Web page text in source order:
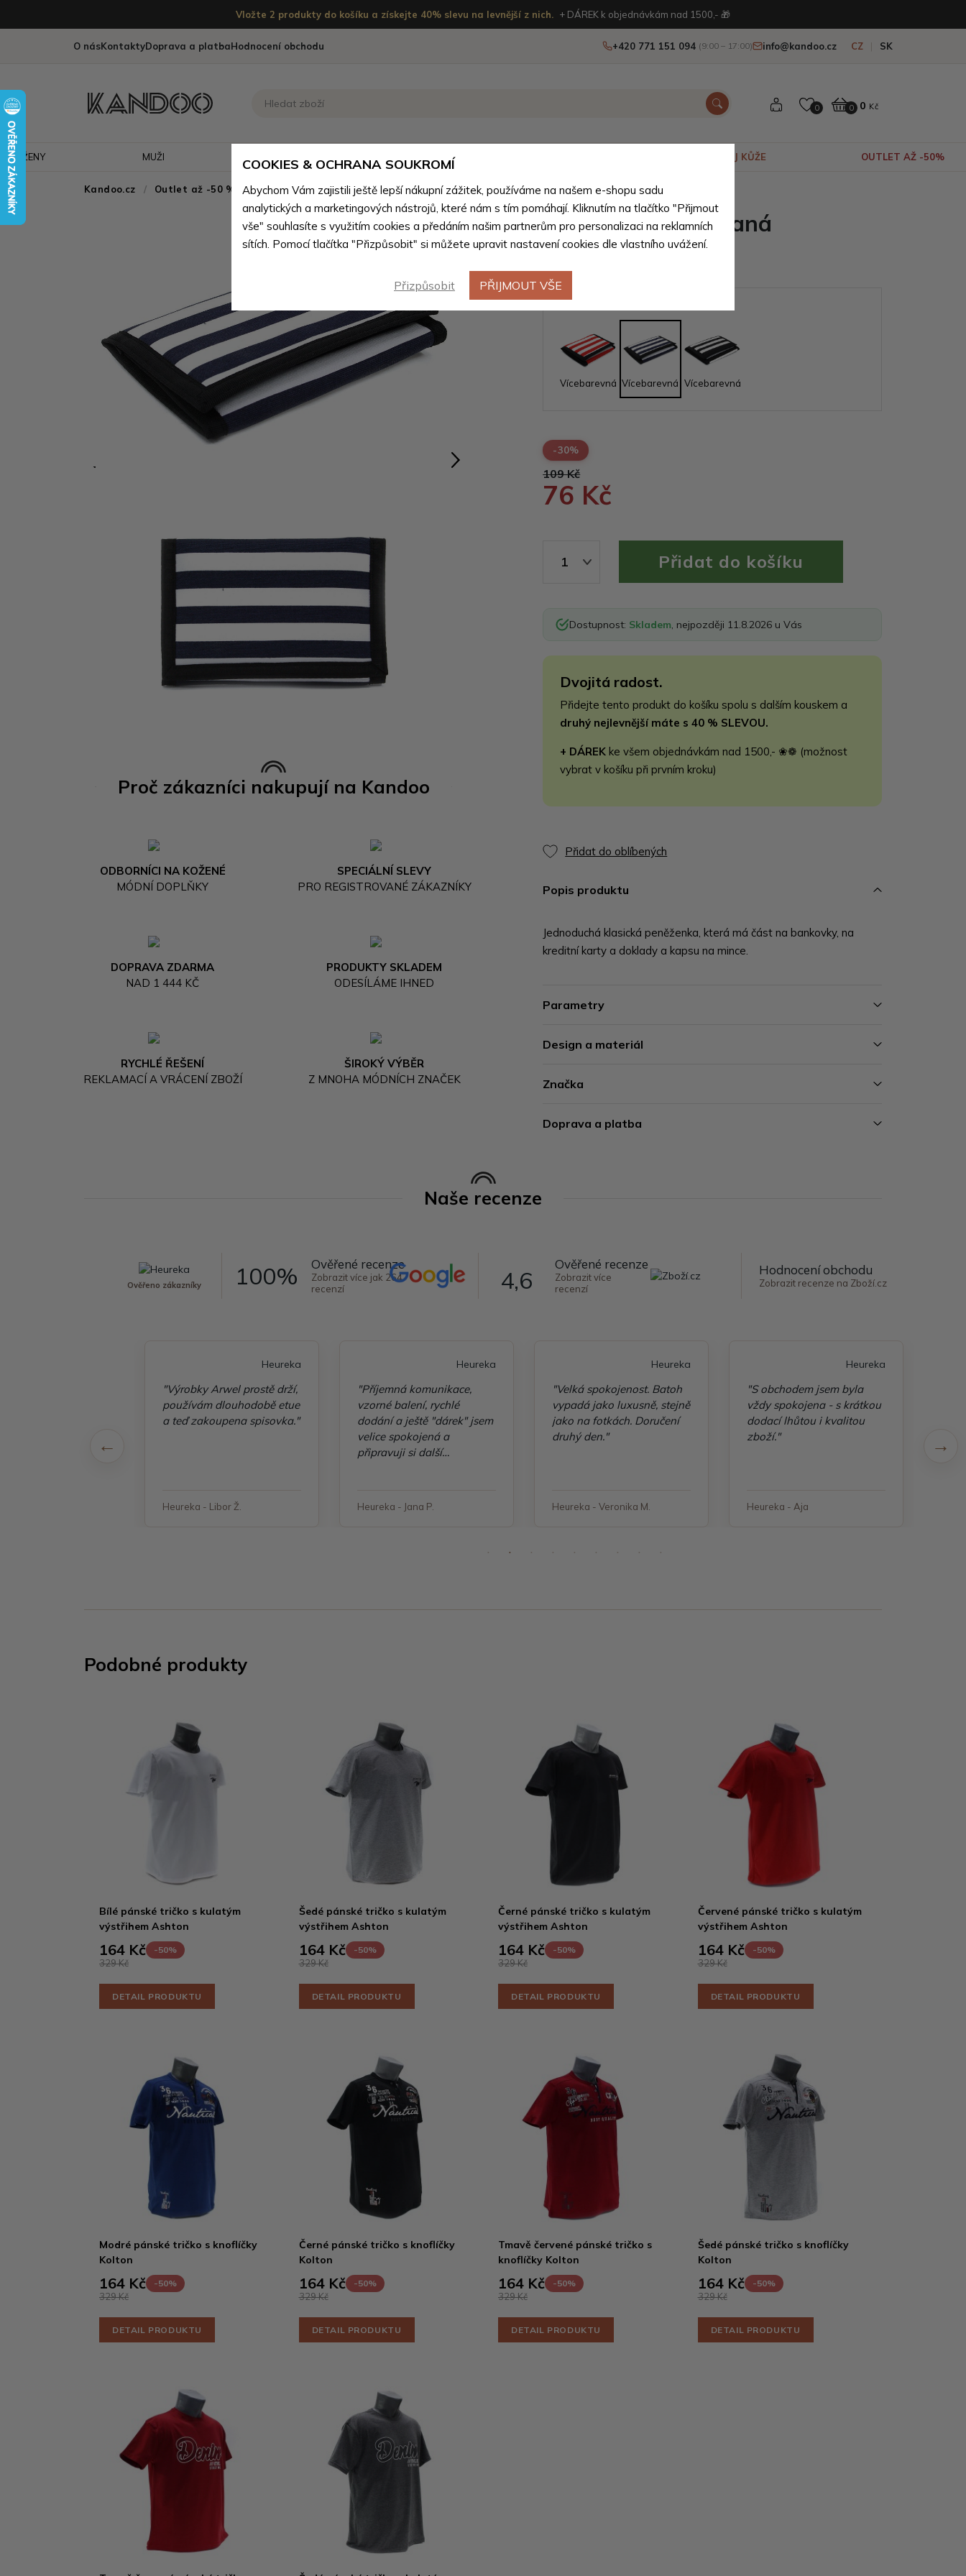
Vložte 2 produkty do košíku a získejte 40% slevu na levnější z nich. + DÁREK k objednávkám nad 1500,- 🎁
O násKontaktyDoprava a platbaHodnocení obchodu +420 771 151 094 (9:00 – 17:00) info@kandoo.cz CZ SK
0 0 0 Kč
ŽENY MUŽI VÝPRODEJ KŮŽE OUTLET AŽ -50%
Kandoo.cz Outlet až -50 % - doprodej nekoženého zboží
Proč zákazníci nakupují na Kandoo
ODBORNÍCI NA KOŽENÉ
MÓDNÍ DOPLŇKY
SPECIÁLNÍ SLEVY
PRO REGISTROVANÉ ZÁKAZNÍKY
DOPRAVA ZDARMA
NAD 1 444 KČ
PRODUKTY SKLADEM
ODESÍLÁME IHNED
RYCHLÉ ŘEŠENÍ
REKLAMACÍ A VRÁCENÍ ZBOŽÍ
ŠIROKÝ VÝBĚR
Z MNOHA MÓDNÍCH ZNAČEK
Modrobílá pruhovaná
peněženka Callie
Barevné varianty
Vícebarevná Vícebarevná Vícebarevná
-30%
109 Kč
76 Kč
1
Dostupnost: Skladem , nejpozději 11.8.2026 u Vás
Dvojitá radost.
Přidejte tento produkt do košíku spolu s dalším kouskem a
druhý nejlevnější máte s 40 % SLEVOU.
+ DÁREK ke všem objednávkám nad 1500,- ❀❁ (možnost
vybrat v košíku při prvním kroku)
Přidat do oblíbených
Popis produktu
Jednoduchá klasická peněženka, která má část na bankovky, na
kreditní karty a doklady a kapsu na mince.
Parametry
Design a materiál
Značka
Doprava a platba
Naše recenze
Ověřeno zákazníky 100% Ověřené recenze
Zobrazit více jak 264
recenzí
4,6
Ověřené recenze
Zobrazit více
recenzí
Hodnocení obchodu
Zobrazit recenze na Zboží.cz
Heureka
"Výrobky Arwel prostě drží,
používám dlouhodobě etue
a teď zakoupena spisovka."
Heureka - Libor Ž.
Heureka
"Příjemná komunikace,
vzorné balení, rychlé
dodání a ještě "dárek" jsem
velice spokojená a
připravuji si další
Heureka - Jana P.
Heureka
"Velká spokojenost. Batoh
vypadá jako luxusně, stejně
jako na fotkách. Doručení
druhý den."
Heureka - Veronika M.
Heureka
"S obchodem jsem byla
vždy spokojena - s krátkou
dodací lhůtou i kvalitou
zboží."
Heureka - Aja
Podobné produkty
Bílé pánské tričko s kulatým
výstřihem Ashton
164 Kč -50%
329 Kč
DETAIL PRODUKTU
Šedé pánské tričko s kulatým
výstřihem Ashton
164 Kč -50%
329 Kč
DETAIL PRODUKTU
Černé pánské tričko s kulatým
výstřihem Ashton
164 Kč -50%
329 Kč
DETAIL PRODUKTU
Červené pánské tričko s kulatým
výstřihem Ashton
164 Kč -50%
329 Kč
DETAIL PRODUKTU
Modré pánské tričko s knoflíčky
Kolton
164 Kč -50%
329 Kč
DETAIL PRODUKTU
Černé pánské tričko s knoflíčky
Kolton
164 Kč -50%
329 Kč
DETAIL PRODUKTU
Tmavě červené pánské tričko s
knoflíčky Kolton
164 Kč -50%
329 Kč
DETAIL PRODUKTU
Šedé pánské tričko s knoflíčky
Kolton
164 Kč -50%
329 Kč
DETAIL PRODUKTU
COOKIES & OCHRANA SOUKROMÍ
Abychom Vám zajistili ještě lepší nákupní zážitek, používáme na našem e-shopu sadu
analytických a marketingových nástrojů, které nám s tím pomáhají. Kliknutím na tlačítko "Přijmout
vše" souhlasíte s využitím cookies a předáním našim partnerům pro personalizaci na reklamních
sítích. Pomocí tlačítka "Přizpůsobit" si můžete upravit nastavení cookies dle vlastního uvážení.
Přizpůsobit PŘIJMOUT VŠE